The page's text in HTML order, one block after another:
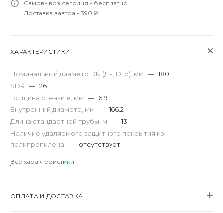
Самовывоз сегодня - бесплатно
Доставка завтра - 390 ₽
ХАРАКТЕРИСТИКИ
Номинальный диаметр DN (Дн, D, d), мм — 180
SDR — 26
Толщина стенки e, мм — 6.9
Внутренний диаметр, мм — 166.2
Длина стандартной трубы, м — 13
Наличие удаляемого защитного покрытия из
полипропилена — отсутствует
Все характеристики
ОПЛАТА И ДОСТАВКА